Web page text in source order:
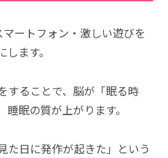
ートフォン・激しい遊びを
ます。
することで、脳が「眠る時
眠の質が上がります。
た日に発作が起きた」という